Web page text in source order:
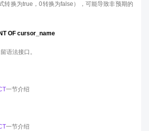
转换为true，0转换为false），可能导致非预期的
OF cursor_name
语法接口。
一节介绍
一节介绍